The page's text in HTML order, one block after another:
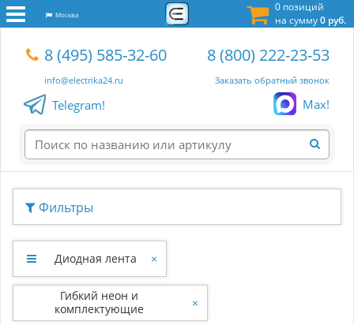
0 позиций
на сумму0 руб.
Москва
8 (495) 585-32-60
info@electrika24.ru
8 (800) 222-23-53
Заказать обратный звонок
Telegram! Max!
Фильтры
Диодная лента ×
Гибкий неон и
комплектующие
×